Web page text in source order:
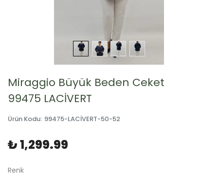
Miraggio Büyük Beden Ceket
99475 LACİVERT
Ürün Kodu: 99475-LACİVERT-50-52
₺ 1,299.99
Renk